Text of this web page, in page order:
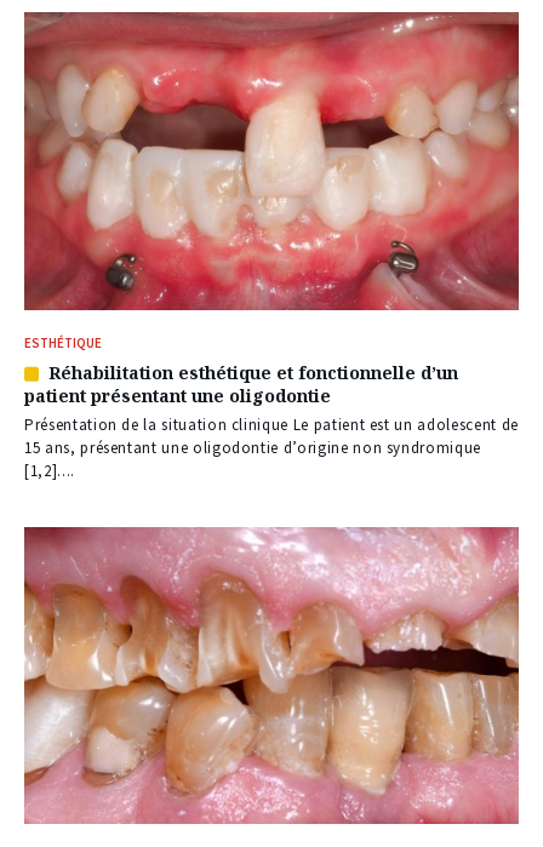
ESTHÉTIQUE
Article
réservé
à
nos
abonnés
Réhabilitation esthétique et fonctionnelle d’un
patient présentant une oligodontie
Présentation de la situation clinique Le patient est un adolescent de
15 ans, présentant une oligodontie d’origine non syndromique
[1,2]....